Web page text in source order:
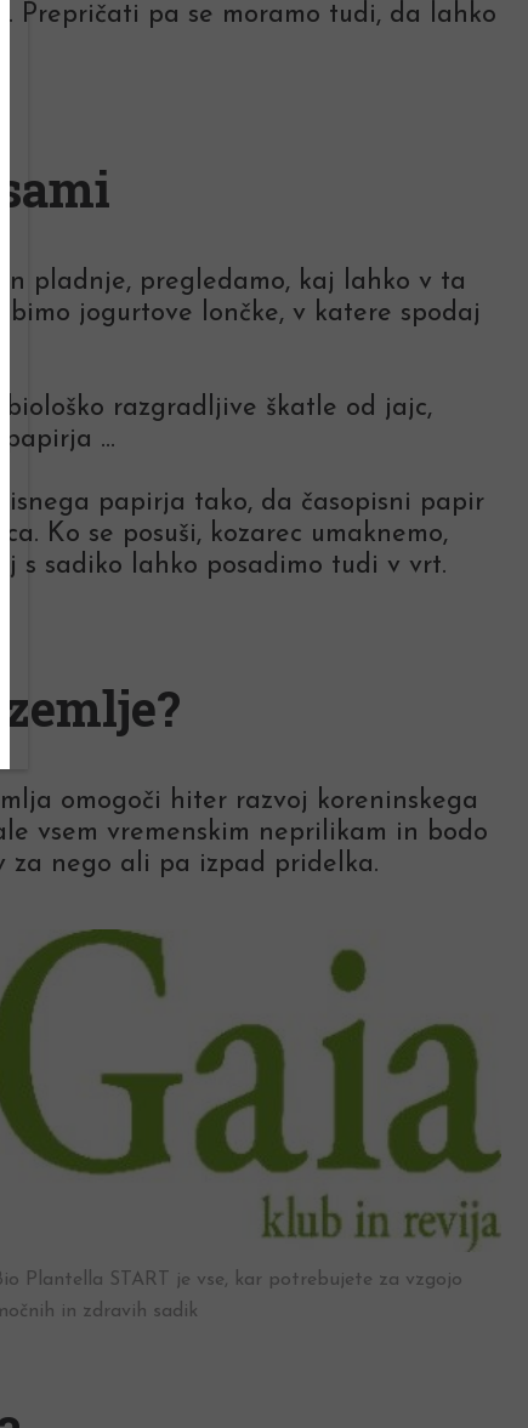
pa se moramo tudi, da lahko
pladnje, pregledamo, kaj lahko v ta
jogurtove lončke, v katere spodaj
razgradljive škatle od jajc,
…
papirja tako, da časopisni papir
Ko se posuši, kozarec umaknemo,
s sadiko lahko posadimo tudi v vrt.
omogoči hiter razvoj koreninskega
vsem vremenskim neprilikam in bodo
za nego ali pa izpad pridelka.
Plantella START je vse, kar potrebujete za vzgojo
in zdravih sadik